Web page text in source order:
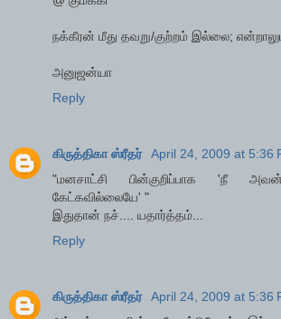
நக்கீரன் மீது தவறு/குற்றம் இல்லை;
அனுஜன்யா
Reply
கிருத்திகா ஸ்ரீதர் April 24, 2009 at 5:36
"மனசாட்சி பின்குறிப்பாக 'நீ
கேட்கவில்லையே' "
இதுதான் நச்.... யதார்த்தம்...
Reply
கிருத்திகா ஸ்ரீதர் April 24, 2009 at 5:36